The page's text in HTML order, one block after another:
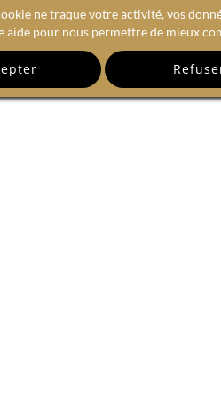
ne traque votre activité, vos
aide pour nous permettre de mieux